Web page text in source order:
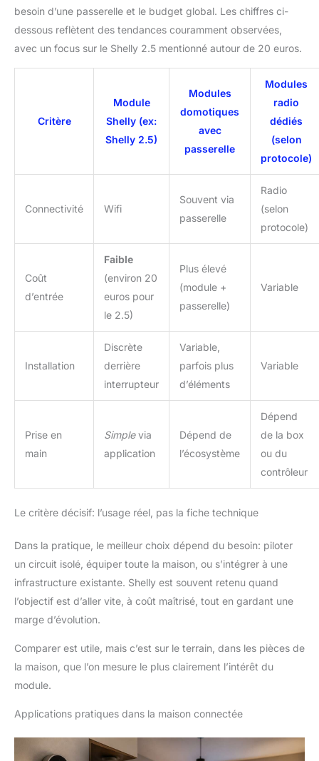
besoin d’une passerelle et le budget global. Les chiffres ci-
dessous reflètent des tendances couramment observées,
avec un focus sur le Shelly 2.5 mentionné autour de 20 euros.
Critère
Module
Shelly (ex:
Shelly 2.5)
Modules
domotiques
avec
passerelle
Modules
radio
dédiés
(selon
protocole)
Connectivité Wifi
Souvent via
passerelle
Radio
(selon
protocole)
Coût
d’entrée
Faible
(environ 20
euros pour
le 2.5)
Plus élevé
(module +
passerelle)
Variable
Installation
Discrète
derrière
interrupteur
Variable,
parfois plus
d’éléments
Variable
Prise en
main
Simplevia
application
Dépend de
l’écosystème
Dépend
de la box
ou du
contrôleur
Le critère décisif: l’usage réel, pas la fiche technique
Dans la pratique, le meilleur choix dépend du besoin: piloter
un circuit isolé, équiper toute la maison, ou s’intégrer à une
infrastructure existante. Shelly est souvent retenu quand
l’objectif est d’aller vite, à coût maîtrisé, tout en gardant une
marge d’évolution.
Comparer est utile, mais c’est sur le terrain, dans les pièces de
la maison, que l’on mesure le plus clairement l’intérêt du
module.
Applications pratiques dans la maison connectée